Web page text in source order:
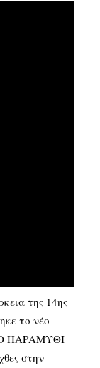
της 14ης
το νέο
ΠΑΡΑΜΥΘΙ
στην